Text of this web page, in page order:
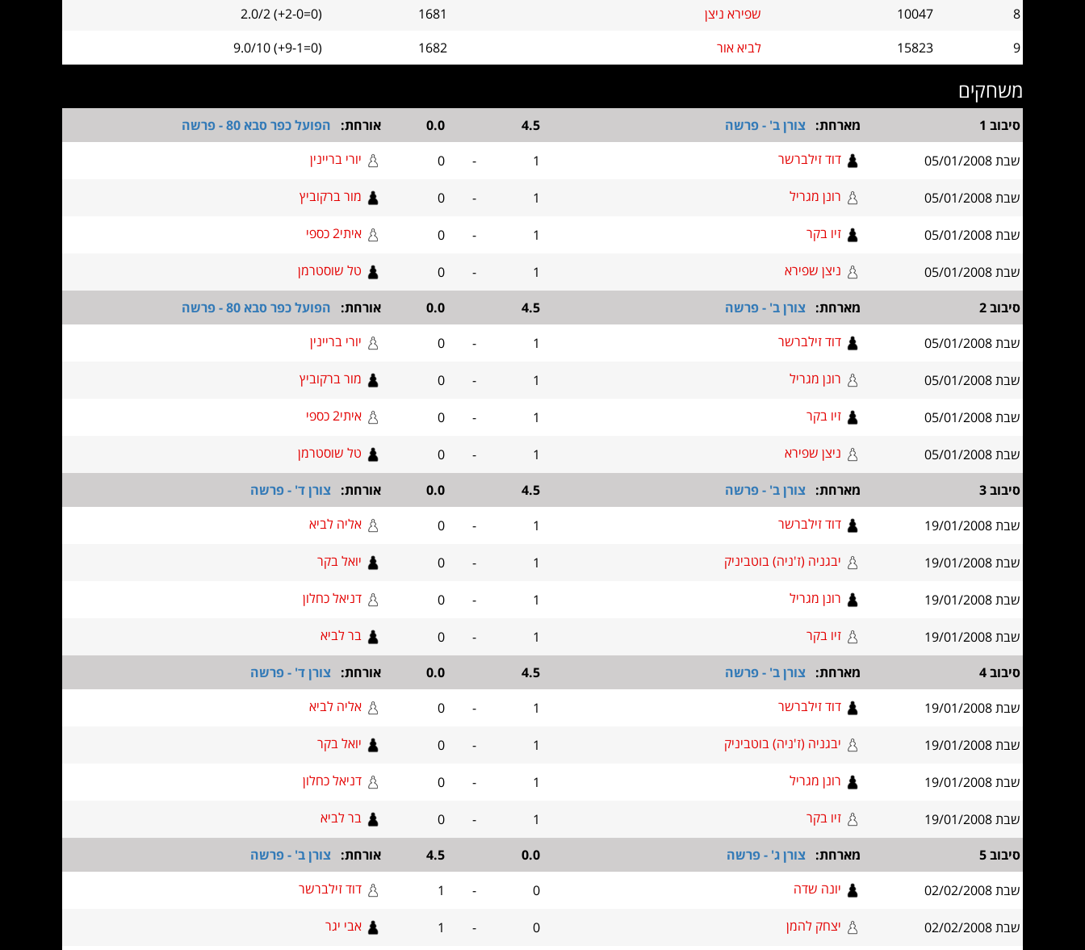
8
10047 שפירא ניצן 1681
2.0/2 (+2-0=0)
9
15823 לביא אור 1682
9.0/10 (+9-1=0)
משחקים
סיבוב 1 מארחת: צורן ב' - פרשה 4.5
0.0 אורחת: הפועל כפר סבא 80 - פרשה
שבת 05/01/2008
דוד זילברשר 1
-
0 יורי בריינין
שבת 05/01/2008 רונן מגריל 1
-
0 מור ברקוביץ
שבת 05/01/2008 זיו בקר 1
-
0 איתי2 כספי
שבת 05/01/2008 ניצן שפירא 1
-
0 טל שוסטרמן
סיבוב 2 מארחת: צורן ב' - פרשה 4.5
0.0 אורחת: הפועל כפר סבא 80 - פרשה
שבת 05/01/2008
דוד זילברשר 1
-
0 יורי בריינין
שבת 05/01/2008 רונן מגריל 1
-
0 מור ברקוביץ
שבת 05/01/2008 זיו בקר 1
-
0 איתי2 כספי
שבת 05/01/2008 ניצן שפירא 1
-
0 טל שוסטרמן
סיבוב 3 מארחת: צורן ב' - פרשה 4.5
0.0 אורחת: צורן ד' - פרשה
שבת 19/01/2008
דוד זילברשר 1
-
0 אליה לביא
שבת 19/01/2008 יבגניה (ז'ניה) בוטביניק 1
-
0 יואל בקר
שבת 19/01/2008 רונן מגריל 1
-
0 דניאל כחלון
שבת 19/01/2008 זיו בקר 1
-
0 בר לביא
סיבוב 4 מארחת: צורן ב' - פרשה 4.5
0.0 אורחת: צורן ד' - פרשה
שבת 19/01/2008
דוד זילברשר 1
-
0 אליה לביא
שבת 19/01/2008 יבגניה (ז'ניה) בוטביניק 1
-
0 יואל בקר
שבת 19/01/2008 רונן מגריל 1
-
0 דניאל כחלון
שבת 19/01/2008 זיו בקר 1
-
0 בר לביא
סיבוב 5 מארחת: צורן ג' - פרשה 0.0
4.5 אורחת: צורן ב' - פרשה
שבת 02/02/2008
יונה שדה 0
-
1 דוד זילברשר
שבת 02/02/2008 יצחק להמן 0
-
1 אבי יגר